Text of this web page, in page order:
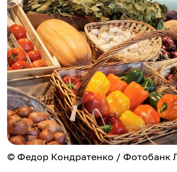
© Федор Кондратенко / Фотобанк